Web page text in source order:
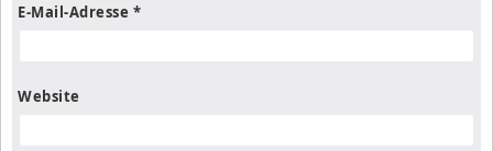
E-Mail-Adresse *
Website